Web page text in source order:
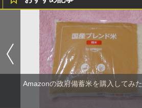
Amazonの政府備蓄米を購入してみた